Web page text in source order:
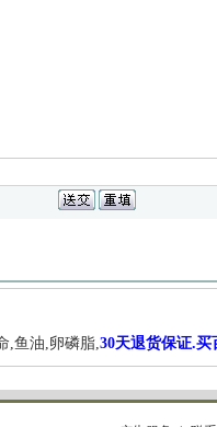
,鱼油,卵磷脂,30天退货保证.买